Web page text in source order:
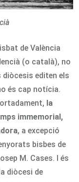
de València
(o català), no
editen els
és cap notícia.
la
immemorial,
, a excepció
bisbes de
M. Cases. I és
diòcesi de